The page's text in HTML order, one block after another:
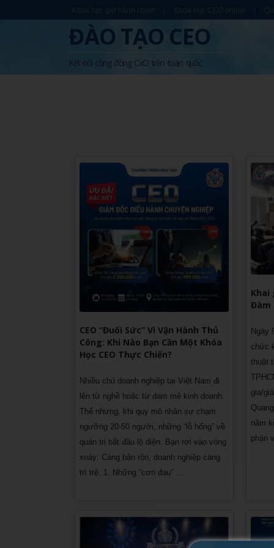
Khóa học giờ hành chính Khóa học CEO online
ĐÀO TẠO CEO
Kết nối cộng đồng CxO trên toàn quốc
CEO “Đuối Sức” Vì Vận Hành Thủ
Công: Khi Nào Bạn Cần Một Khóa
Học CEO Thực Chiến?
Nhiều chủ doanh nghiệp tại Việt Nam đi
lên từ nghề hoặc từ đam mê kinh doanh.
Thế nhưng, khi quy mô nhân sự chạm
ngưỡng 20-50 người, những “lỗ hổng” về
quản trị bắt đầu lộ diện. Bạn rơi vào vòng
xoáy: Càng bận rộn, doanh nghiệp càng
trì trệ. 1. Những “cơn đau” …
Khai
Đàm
Ngày
chức
thuật
gia/
năm
phán